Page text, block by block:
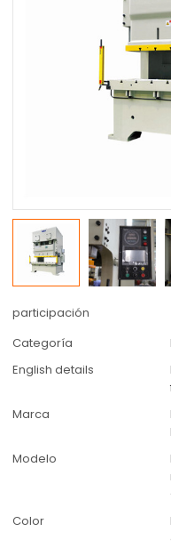
participación
Categoría
English details
Marca
Modelo
Color